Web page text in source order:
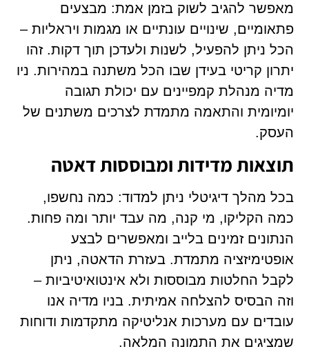
מאפשר להגיב לשוק בזמן אמת: מבצעים
פתאומיים, שינויים עונתיים או מגמות ויראליות –
הכל ניתן להפעיל, לשנות ולעדכן תוך דקות. זהו
יתרון קריטי בעידן שבו הכל משתנה במהירות. ניו
מדיה מנהלת קמפיינים עם יכולת תגובה
יומיומית והתאמה מתמדת לצרכים משתנים של
העסק.
תוצאות מדידות ומבוססות דאטה
בכל מהלך דיגיטלי ניתן למדוד: כמה נחשפו,
כמה הקליקו, מי קנה, מה עבד יותר ומה פחות.
הנתונים זמינים בלייב ומאפשרים לבצע
אופטימיזציה מתמדת. בעזרת הדאטה, ניתן
לקבל החלטות מבוססות ולא אינטואיטיביות –
וזה הבסיס להצלחה אמיתית. בניו מדיה אנו
עובדים עם מערכות אנליטיקה מתקדמות ודוחות
שמציגים את התמונה המלאה.